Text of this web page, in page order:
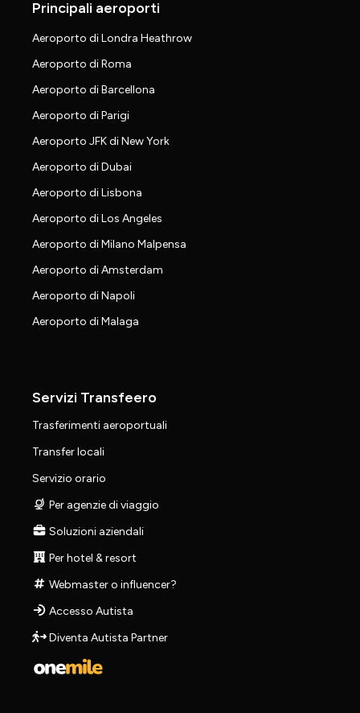
Principali aeroporti
Aeroporto di Londra Heathrow
Aeroporto di Roma
Aeroporto di Barcellona
Aeroporto di Parigi
Aeroporto JFK di New York
Aeroporto di Dubai
Aeroporto di Lisbona
Aeroporto di Los Angeles
Aeroporto di Milano Malpensa
Aeroporto di Amsterdam
Aeroporto di Napoli
Aeroporto di Malaga
Servizi Transfeero
Trasferimenti aeroportuali
Transfer locali
Servizio orario
Per agenzie di viaggio
Soluzioni aziendali
Per hotel & resort
Webmaster o influencer?
Accesso Autista
Diventa Autista Partner